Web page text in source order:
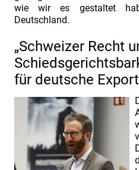
wie wir es gestaltet
Deutschland.
„Schweizer Recht
für deutsche
Claim
Last
Call
Frühbucherrabatt.
INDUSTRIEFOKUS
2025:
Contract
&
Claim